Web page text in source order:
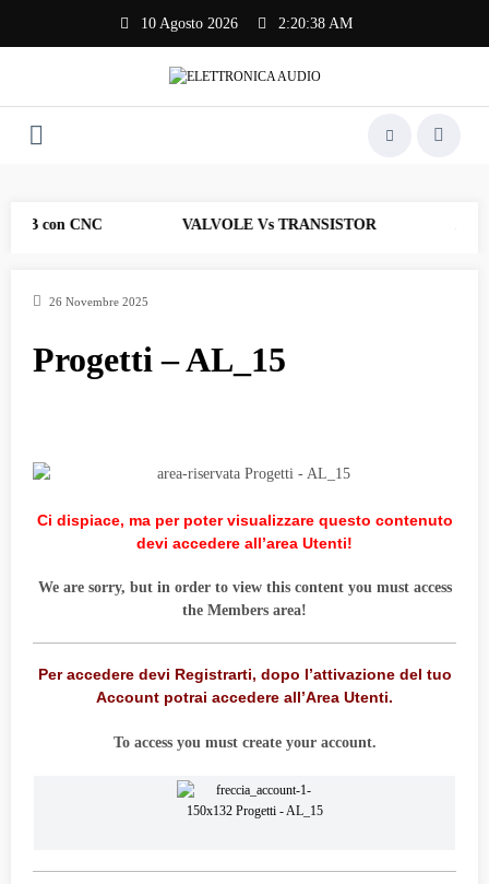
contenuto
10 Agosto 2026 2:20:38 AM
con CNC VALVOLE Vs TRANSISTOR
26 Novembre 2025
Progetti – AL_15
Ci dispiace, ma per poter visualizzare questo contenuto
devi accedere all’area Utenti!
We are sorry, but in order to view this content you must access
the Members area!
Per accedere devi Registrarti, dopo l’attivazione del tuo
Account potrai accedere all’Area Utenti.
To access you must create your account.